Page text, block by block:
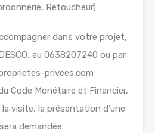
Retoucheur).
dans votre projet,
au 0638207240 ou par
privees.com
Code Monétaire et Financier,
visite, la présentation d’une
demandée.